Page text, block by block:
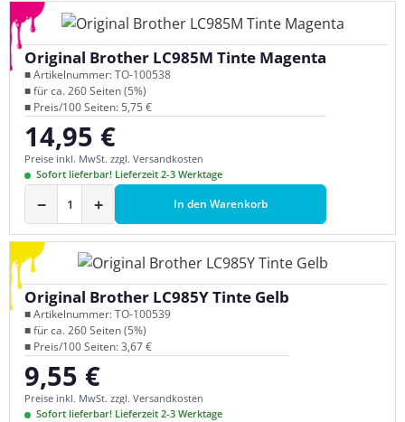
Original Brother LC985M Tinte Magenta
■ Artikelnummer: TO-100538
■ für ca. 260 Seiten (5%)
■ Preis/100 Seiten: 5,75 €
Regulärer Preis:
14,95 €
Preise inkl. MwSt. zzgl. Versandkosten
Sofort lieferbar! Lieferzeit 2-3 Werktage
− + In den Warenkorb
Original Brother LC985Y Tinte Gelb
■ Artikelnummer: TO-100539
■ für ca. 260 Seiten (5%)
■ Preis/100 Seiten: 3,67 €
Regulärer Preis:
9,55 €
Preise inkl. MwSt. zzgl. Versandkosten
Sofort lieferbar! Lieferzeit 2-3 Werktage